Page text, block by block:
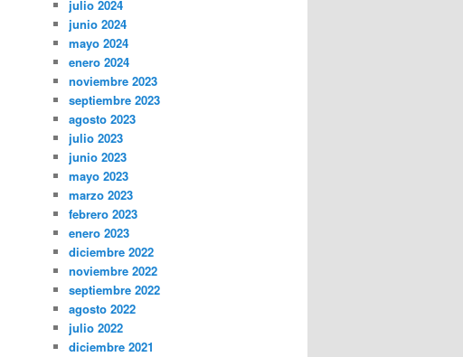
julio 2024
junio 2024
mayo 2024
enero 2024
noviembre 2023
septiembre 2023
agosto 2023
julio 2023
junio 2023
mayo 2023
marzo 2023
febrero 2023
enero 2023
diciembre 2022
noviembre 2022
septiembre 2022
agosto 2022
julio 2022
diciembre 2021